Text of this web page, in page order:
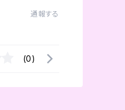
通報する
(0)